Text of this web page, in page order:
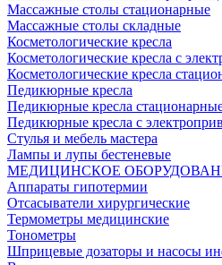
Массажные столы стационарные
Массажные столы складные
Косметологические кресла
Косметологические кресла с
Косметологические кресла
Педикюрные кресла
Педикюрные кресла
Педикюрные кресла с
Стулья и мебель мастера
Лампы и лупы бестеневые
МЕДИЦИНСКОЕ
Аппараты гипотермии
Отсасыватели хирургические
Термометры медицинские
Тонометры
Шприцевые дозаторы и насосы